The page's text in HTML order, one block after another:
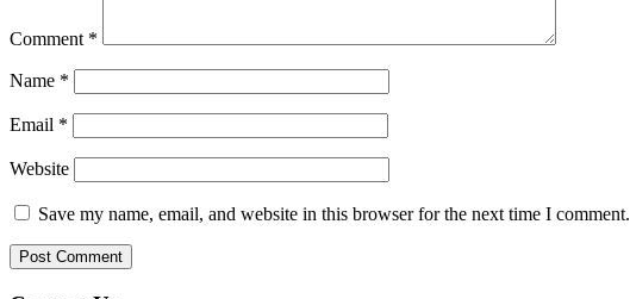
Comment *
Name *
Email *
Website
Save my name, email, and website in this browser for the next time I comment.